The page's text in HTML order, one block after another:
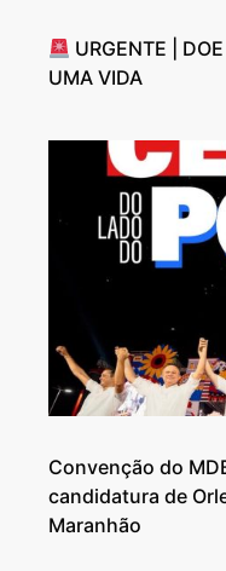
URGENTE |
UMA VIDA
Convenção do
candidatura de
Maranhão